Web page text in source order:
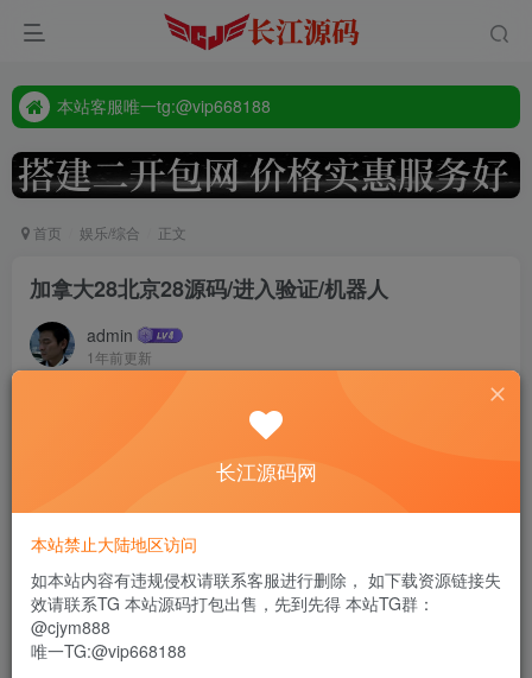
本站客服唯一tg:@vip668188
本站客服唯一tg:@vip668188
首页 娱乐/综合 正文
加拿大28北京28源码/进入验证/机器人
admin
1年前更新
加拿大28北京28源码/进入验证/机器人
此内容为付费资源，请付费后查看
usdt150
登录功能已关闭，暂时无法购买
开奖接口失效，预设有点问题
长江源码网
本站禁止大陆地区访问
如本站内容有违规侵权请联系客服进行删除， 如下载资源链接失
效请联系TG 本站源码打包出售，先到先得 本站TG群：
@cjym888
唯一TG:@vip668188